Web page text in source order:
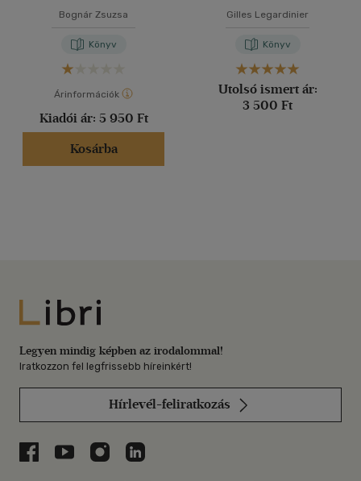
Bognár Zsuzsa
Könyv
Árinformációk
Kiadói ár: 5 950 Ft
Kosárba
Gilles Legardinier
Könyv
Utolsó ismert ár:
3 500 Ft
Libri
Legyen mindig képben az irodalommal!
Iratkozzon fel legfrissebb híreinkért!
Hírlevél-feliratkozás
Libri a Facebookon
Libri a Youtube-on
Libri az Instagramon
Libri a LinkedInen